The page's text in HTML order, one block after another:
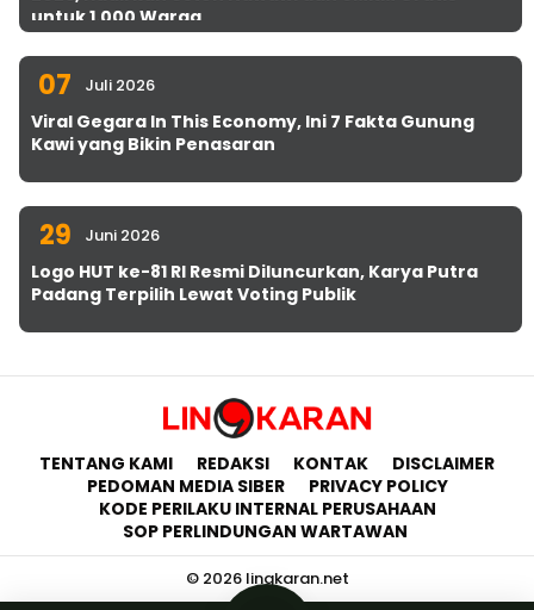
untuk 1.000 Warga
07 Juli 2026
Viral Gegara In This Economy, Ini 7 Fakta Gunung
Kawi yang Bikin Penasaran
29 Juni 2026
Logo HUT ke-81 RI Resmi Diluncurkan, Karya Putra
Padang Terpilih Lewat Voting Publik
TENTANG KAMI REDAKSI KONTAK
DISCLAIMER
PEDOMAN MEDIA SIBER
PRIVACY POLICY
KODE PERILAKU INTERNAL PERUSAHAAN
SOP PERLINDUNGAN WARTAWAN
© 2026 lingkaran.net